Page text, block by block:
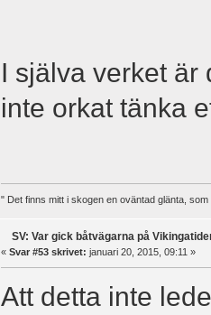
I själva verket är
inte orkat tänka
" Det finns mitt i skogen en oväntad glänta,
SV: Var gick båtvägarna på
« Svar #53 skrivet: januari 20, 2015, 09:11 »
Att detta inte